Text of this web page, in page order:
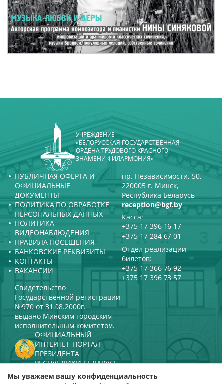
УЧРЕЖДЕНИЕ
«БЕЛОРУССКАЯ ГОСУДАРСТВЕННАЯ
ОРДЕНА ТРУДОВОГО КРАСНОГО
ЗНАМЕНИ ФИЛАРМОНИЯ»
ПУБЛИЧНАЯ ОФЕРТА И
ОФИЦИАЛЬНЫЕ
ДОКУМЕНТЫ
ПОЛИТИКА ПО ОБРАБОТКЕ
ПЕРСОНАЛЬНЫХ ДАННЫХ
ПОЛИТИКА
ВИДЕОНАБЛЮДЕНИЯ
ПРАВИЛА ПОСЕЩЕНИЯ
БАНКОВСКИЕ РЕКВИЗИТЫ
КОНТАКТЫ
ВАКАНСИИ
пр. Независимости, 50,
220005 г. Минск,
Республика Беларусь
reception@bgf.by
Касса:
+375 17 396 16 17
+375 17 284 67 01
Отдел реализации
билетов:
+375 17 366 76 92
+375 17 396 73 57
Свидетельство
Государственной регистрации
№970 от 31.08.2000г.
выдано Минским городским
исполнительным комитетом.
ОФИЦИАЛЬНЫЙ
ИНТЕРНЕТ-ПОРТАЛ
ПРЕЗИДЕНТА
РЕСПУБЛИКИ БЕЛАРУСЬ
МИНИСТЕРСТВО КУЛЬТУРЫ
РЕСПУБЛИКИ БЕЛАРУСЬ
Мы уважаем вашу конфиденциальность